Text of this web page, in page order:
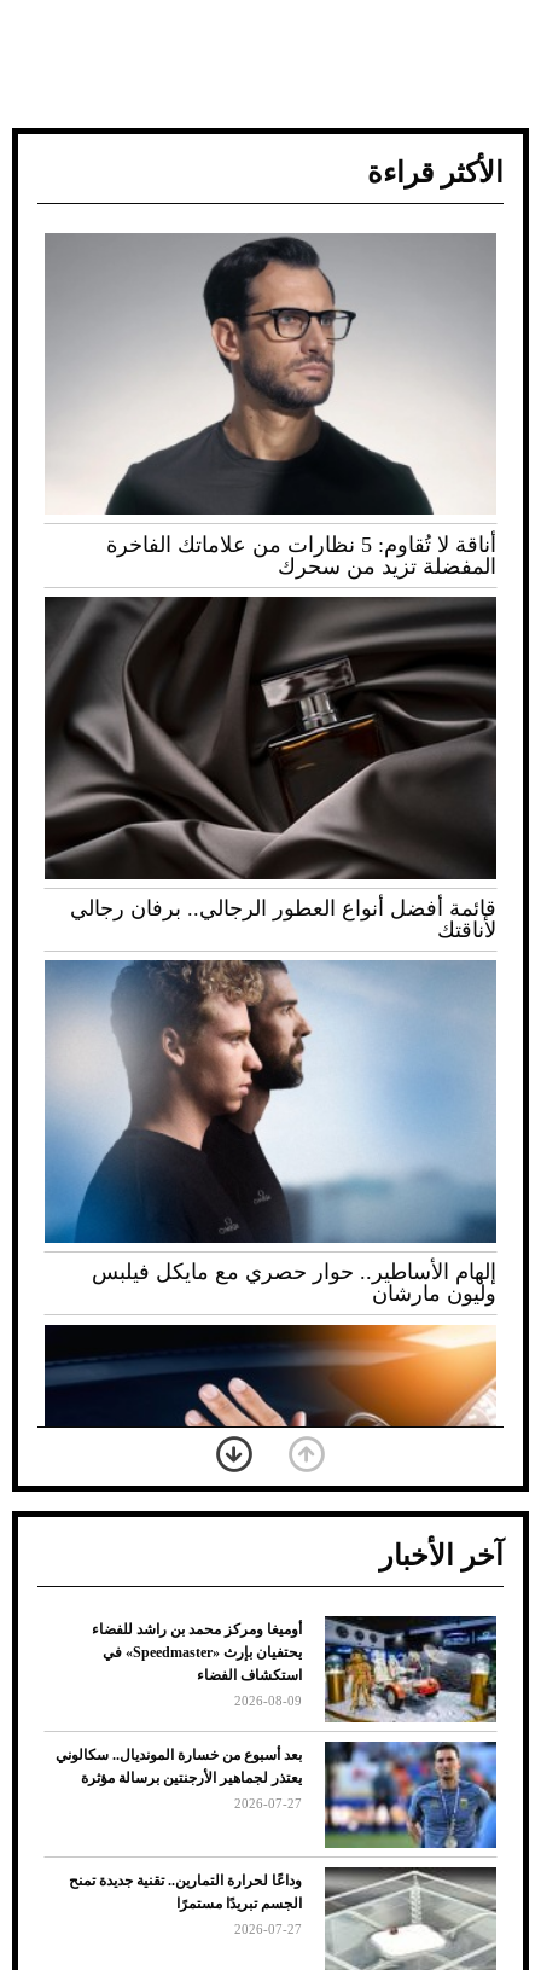
الأكثر قراءة
أناقة لا تُقاوم: 5 نظارات من علاماتك الفاخرة
المفضلة تزيد من سحرك
قائمة أفضل أنواع العطور الرجالي.. برفان رجالي
لأناقتك
إلهام الأساطير.. حوار حصري مع مايكل فيلبس
وليون مارشان
ضعف تبريد مكيف السيارة عند الوقوف.. أشهر
الأسباب والحلول
آخر الأخبار
أوميغا ومركز محمد بن راشد للفضاء
يحتفيان بإرث «Speedmaster» في
استكشاف الفضاء
2026-08-09
بعد أسبوع من خسارة المونديال.. سكالوني
يعتذر لجماهير الأرجنتين برسالة مؤثرة
2026-07-27
وداعًا لحرارة التمارين.. تقنية جديدة تمنح
الجسم تبريدًا مستمرًا
2026-07-27